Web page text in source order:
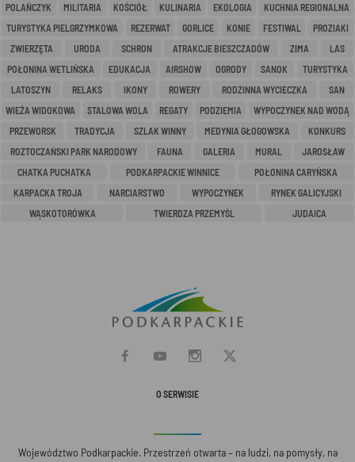
POLAŃCZYK
MILITARIA KOŚCIÓŁ KULINARIA EKOLOGIA
KUCHNIA REGIONALNA
TURYSTYKA PIELGRZYMKOWA
REZERWAT GORLICE KONIE FESTIWAL
PROZIAKI
ZWIERZĘTA
URODA SCHRON ATRAKCJE BIESZCZADÓW ZIMA
LAS
POŁONINA WETLIŃSKA
EDUKACJA AIRSHOW OGRODY SANOK
TURYSTYKA
LATOSZYN
RELAKS IKONY ROWERY RODZINNA WYCIECZKA
SAN
WIEŻA WIDOKOWA
STALOWA WOLA REGATY PODZIEMIA
WYPOCZYNEK NAD WODĄ
PRZEWORSK
TRADYCJA SZLAK WINNY MEDYNIA GŁOGOWSKA
KONKURS
ROZTOCZAŃSKI PARK NARODOWY
FAUNA GALERIA MURAL
JAROSŁAW
CHATKA PUCHATKA
PODKARPACKIE WINNICE
POŁONINA CARYŃSKA
KARPACKA TROJA
NARCIARSTWO WYPOCZYNEK
RYNEK GALICYJSKI
WĄSKOTORÓWKA
TWIERDZA PRZEMYŚL JUDAICA
O SERWISIE
Województwo Podkarpackie. Przestrzeń otwarta – na ludzi, na pomysły, na